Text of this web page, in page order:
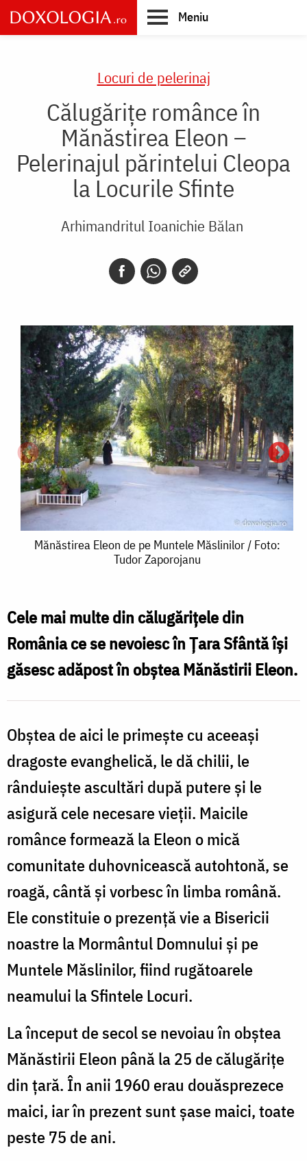
Skip
to
main
Meniu
Locuri de pelerinaj
Călugărițe românce în
Mănăstirea Eleon –
Pelerinajul părintelui Cleopa
la Locurile Sfinte
Arhimandritul Ioanichie Bălan
Mănăstirea
pe
Muntele
Măslinilor
Tudor
Zaporojanu
Mănăstirea Eleon de pe Muntele Măslinilor / Foto:
Tudor Zaporojanu
Cele mai multe din călugărițele din
România ce se nevoiesc în Țara Sfântă își
găsesc adăpost în obștea Mănăstirii Eleon.
Obștea de aici le primește cu aceeași
dragoste evanghelică, le dă chilii, le
rânduiește ascultări după putere și le
asigură cele necesare vieții. Maicile
românce formează la Eleon o mică
comunitate duhovnicească autohtonă, se
roagă, cântă și vorbesc în limba română.
Ele constituie o prezență vie a Bisericii
noastre la Mormântul Domnului și pe
Muntele Măslinilor, fiind rugătoarele
neamului la Sfintele Locuri.
La început de secol se nevoiau în obștea
Mănăstirii Eleon până la 25 de călugărițe
din țară. În anii 1960 erau douăsprezece
maici, iar în prezent sunt șase maici, toate
peste 75 de ani.